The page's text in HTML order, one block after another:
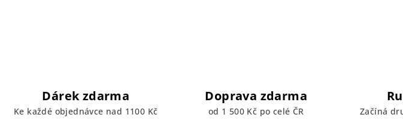
Dárek zdarma
Ke každé objednávce nad 1100 Kč
Doprava zdarma
od 1 500 Kč po celé ČR Začíná